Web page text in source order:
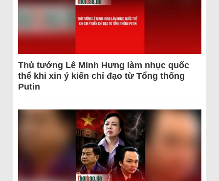
Thủ tướng Lê Minh Hưng làm nhục quốc
thể khi xin ý kiến chỉ đạo từ Tổng thống
Putin